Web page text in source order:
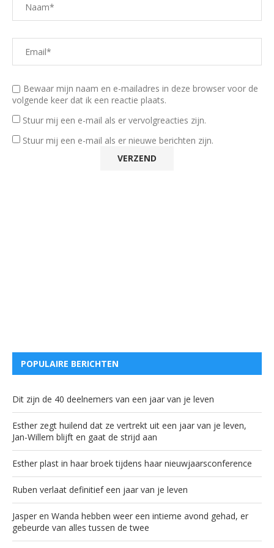
Bewaar mijn naam en e-mailadres in deze browser voor de
volgende keer dat ik een reactie plaats.
Stuur mij een e-mail als er vervolgreacties zijn.
Stuur mij een e-mail als er nieuwe berichten zijn.
POPULAIRE BERICHTEN
Dit zijn de 40 deelnemers van een jaar van je leven
Esther zegt huilend dat ze vertrekt uit een jaar van je leven,
Jan-Willem blijft en gaat de strijd aan
Esther plast in haar broek tijdens haar nieuwjaarsconference
Ruben verlaat definitief een jaar van je leven
Jasper en Wanda hebben weer een intieme avond gehad, er
gebeurde van alles tussen de twee